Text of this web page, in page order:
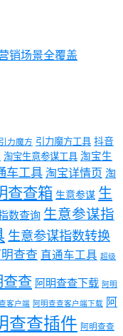
销场景全覆盖
引力魔方 引力魔方工具 抖音
淘宝生意参谋工具 淘宝生
车工具 淘宝详情页 淘
查查箱 生意参谋 生
数查询 生意参谋指
生意参谋指数转换
查查 直通车工具 超级
查查 阿明查查下载 阿明
客户端 阿明查查客户端下载
阿
查查插件 阿明查查